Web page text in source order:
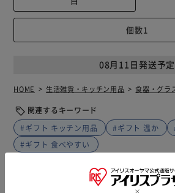
08月11日発送予定
HOME 生活雑貨・キッチン用品 食器・グラ
関連するキーワード
#ギフト キッチン用品
#ギフト 温か
#ギフト 食べやすい
仕様・サイズ